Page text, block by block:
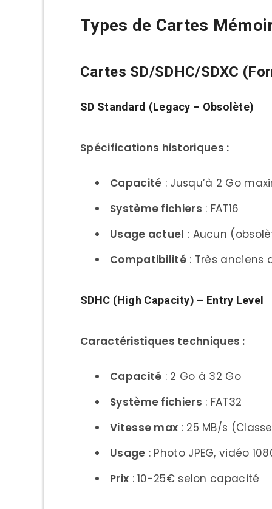
CFexpress Type C
CompactFlash (CF) –
XQD (Transitoire)
Compatibilité par Marque et
Canon EOS (Reflex et
Canon EOS R5/R6 Mark
Canon EOS R8/R10
Canon EOS 5D Mark
Nikon Z9/Z8 (Hybrides
Nikon Z6 III/Z5
Types de Cartes
Cartes SD/SDHC/SDXC
SD Standard (Legacy – Obsolète)
Spécifications historiques :
Capacité : Jusqu’à 2 Go
Système fichiers : FAT16
Usage actuel : Aucun
Compatibilité: Très anciens
SDHC (High Capacity) – Entry Level
Caractéristiques techniques :
Capacité : 2 Go à 32 Go
Système fichiers : FAT32
Vitesse max : 25 MB/s
Usage : Photo JPEG, vidéo
Prix : 10-25€ selon capacité